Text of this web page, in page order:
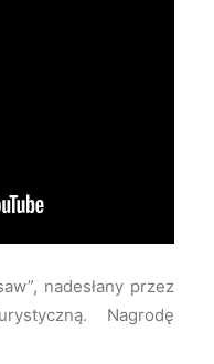
nadesłany przez
Nagrodę